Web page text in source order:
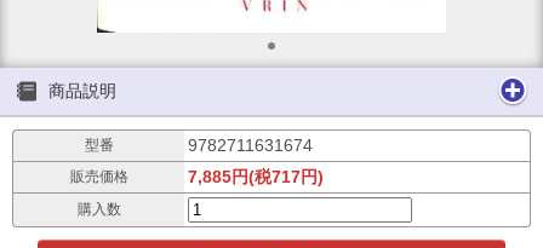
商品説明
型番 9782711631674
販売価格 7,885円(税717円)
購入数